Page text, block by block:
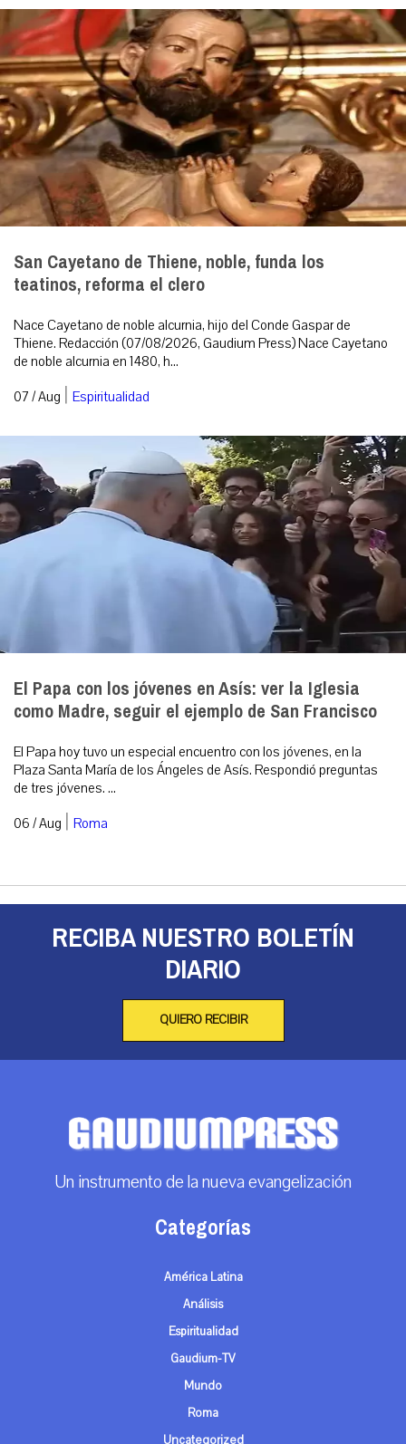
San Cayetano de Thiene, noble, funda los
teatinos, reforma el clero
Nace Cayetano de noble alcurnia, hijo del Conde Gaspar de
Thiene. Redacción (07/08/2026, Gaudium Press) Nace Cayetano
de noble alcurnia en 1480, h...
07 / Aug | Espiritualidad
El Papa con los jóvenes en Asís: ver la Iglesia
como Madre, seguir el ejemplo de San Francisco
El Papa hoy tuvo un especial encuentro con los jóvenes, en la
Plaza Santa María de los Ángeles de Asís. Respondió preguntas
de tres jóvenes. ...
06 / Aug | Roma
RECIBA NUESTRO BOLETÍN
DIARIO
QUIERO RECIBIR
Un instrumento de la nueva evangelización
Categorías
América Latina
Análisis
Espiritualidad
Gaudium-TV
Mundo
Roma